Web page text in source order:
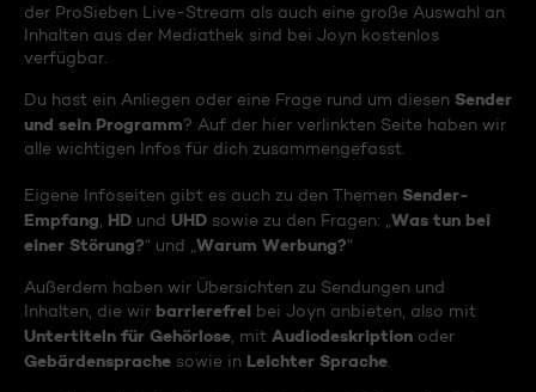
der ProSieben Live-Stream als auch eine große Auswahl an
Inhalten aus der Mediathek sind bei Joyn kostenlos
verfügbar.
Du hast ein Anliegen oder eine Frage rund um diesen Sender
und sein Programm? Auf der hier verlinkten Seite haben wir
alle wichtigen Infos für dich zusammengefasst.
Eigene Infoseiten gibt es auch zu den Themen Sender-
Empfang HD und UHD sowie zu den Fragen: „ Was tun bei
einer Störung?“ und „ Warum Werbung?“
Außerdem haben wir Übersichten zu Sendungen und
Inhalten, die wir barrierefrei bei Joyn anbieten, also mit
Untertiteln für Gehörlose , mit Audiodeskription oder
Gebärdensprache sowie in Leichter Sprache